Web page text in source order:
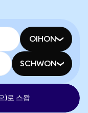
OIHON
SCHWON
)로 스왑